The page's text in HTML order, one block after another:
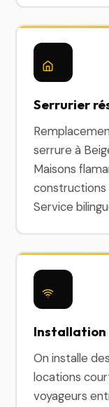
Serrurier
serrure à
Maisons
constructions
Service
Installation
On installe
locations
voyageurs